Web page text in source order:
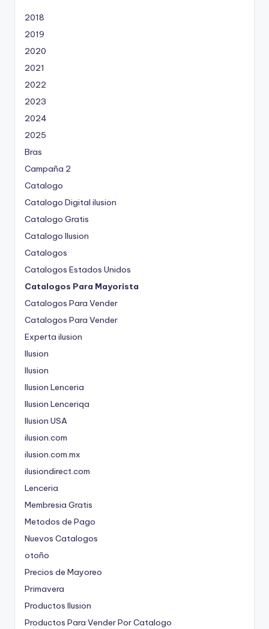
2018
2019
2020
2021
2022
2023
2024
2025
Bras
Campaña 2
Catalogo
Catalogo Digital ilusion
Catalogo Gratis
Catalogo Ilusion
Catalogos
Catalogos Estados Unidos
Catalogos Para Mayorista
Catalogos Para Vender
Catalogos Para Vender
Experta ilusion
Ilusion
Ilusion
Ilusion Lenceria
Ilusion Lenceriqa
Ilusion USA
ilusion.com
ilusion.com.mx
ilusiondirect.com
Lenceria
Membresia Gratis
Metodos de Pago
Nuevos Catalogos
otoño
Precios de Mayoreo
Primavera
Productos Ilusion
Productos Para Vender Por Catalogo